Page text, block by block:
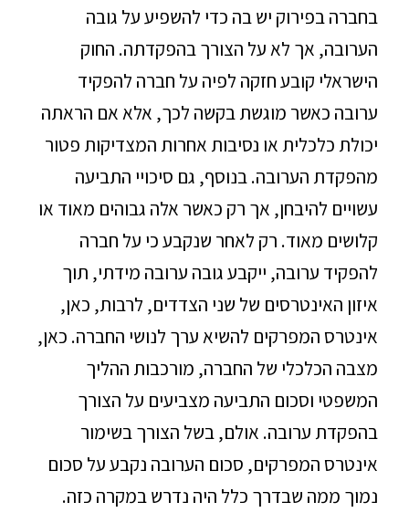
בחברה בפירוק יש בה כדי להשפיע על גובה
הערובה, אך לא על הצורך בהפקדתה. החוק
הישראלי קובע חזקה לפיה על חברה להפקיד
ערובה כאשר מוגשת בקשה לכך, אלא אם הראתה
יכולת כלכלית או נסיבות אחרות המצדיקות פטור
מהפקדת הערובה. בנוסף, גם סיכויי התביעה
עשויים להיבחן, אך רק כאשר אלה גבוהים מאוד או
קלושים מאוד. רק לאחר שנקבע כי על חברה
להפקיד ערובה, ייקבע גובה ערובה מידתי, תוך
איזון האינטרסים של שני הצדדים, לרבות, כאן,
אינטרס המפרקים להשיא ערך לנושי החברה. כאן,
מצבה הכלכלי של החברה, מורכבות ההליך
המשפטי וסכום התביעה מצביעים על הצורך
בהפקדת ערובה. אולם, בשל הצורך בשימור
אינטרס המפרקים, סכום הערובה נקבע על סכום
נמוך ממה שבדרך כלל היה נדרש במקרה כזה.